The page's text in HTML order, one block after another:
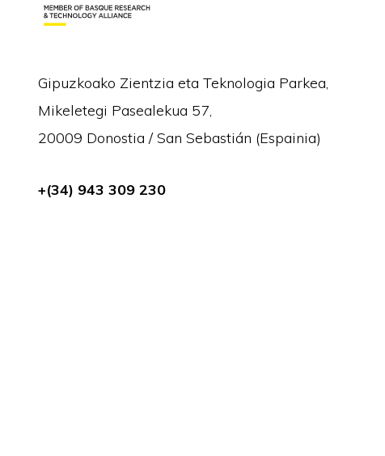
Gipuzkoako Zientzia eta Teknologia Parkea,
Mikeletegi Pasealekua 57,
20009 Donostia / San Sebastián (Espainia)
+(34) 943 309 230